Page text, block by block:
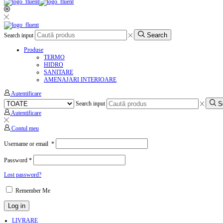
Search input Search
Produse
TERMO
HIDRO
SANITARE
AMENAJARI INTERIOARE
Autentificare
Search input
Autentificare
Contul meu
Username or email *
Password *
Lost password?
Remember Me
Log in
LIVRARE